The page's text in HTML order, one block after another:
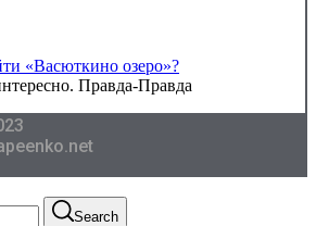
«Васюткино озеро»?
Правда-Правда
Search